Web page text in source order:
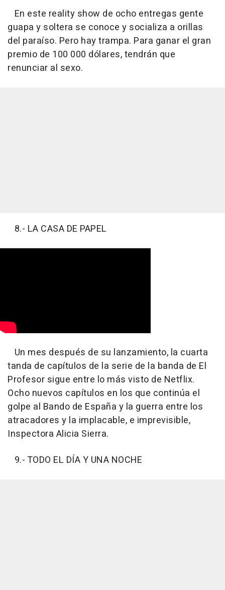
En este reality show de ocho entregas gente
guapa y soltera se conoce y socializa a orillas
del paraíso. Pero hay trampa. Para ganar el gran
premio de 100 000 dólares, tendrán que
renunciar al sexo.
8.- LA CASA DE PAPEL
Un mes después de su lanzamiento, la cuarta
tanda de capítulos de la serie de la banda de El
Profesor sigue entre lo más visto de Netflix.
Ocho nuevos capítulos en los que continúa el
golpe al Bando de España y la guerra entre los
atracadores y la implacable, e imprevisible,
Inspectora Alicia Sierra.
9.- TODO EL DÍA Y UNA NOCHE